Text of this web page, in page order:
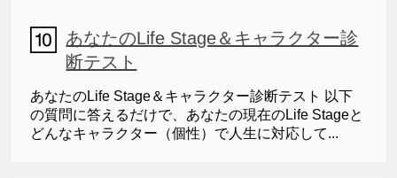
あなたのLife Stage＆キャラクター診
断テスト
あなたのLife Stage＆キャラクター診断テスト 以下
の質問に答えるだけで、あなたの現在のLife Stageと
どんなキャラクター（個性）で人生に対応して...